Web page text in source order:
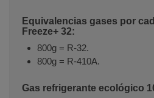
Equivalencias gases por
Freeze+ 32:
800g = R-32.
800g = R-410A.
Gas refrigerante ecológico